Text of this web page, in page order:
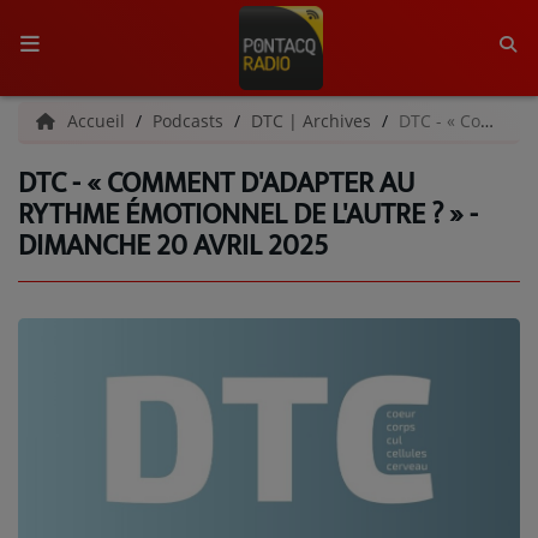
ACCUEIL
RADIO
QUI SOMMES-NOUS ?
L'ÉQUIPE
C'ÉTAIT QUOI CE TITRE ?
PODCASTS - SAISON 2026/2027
Accueil Podcasts DTC | Archives DTC - « Comment d'adapter au rythme émotionnel de l'autre ? » - Dimanche 20 avril 2025
DTC - « COMMENT D'ADAPTER AU
RYTHME ÉMOTIONNEL DE L'AUTRE ? » -
DIMANCHE 20 AVRIL 2025